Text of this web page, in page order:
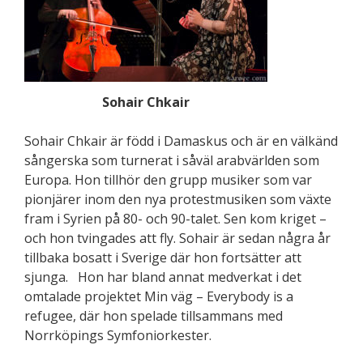
Sohair Chkair
Sohair Chkair är född i Damaskus och är en välkänd
sångerska som turnerat i såväl arabvärlden som
Europa. Hon tillhör den grupp musiker som var
pionjärer inom den nya protestmusiken som växte
fram i Syrien på 80- och 90-talet. Sen kom kriget –
och hon tvingades att fly. Sohair är sedan några år
tillbaka bosatt i Sverige där hon fortsätter att
sjunga. Hon har bland annat medverkat i det
omtalade projektet Min väg – Everybody is a
refugee, där hon spelade tillsammans med
Norrköpings Symfoniorkester.